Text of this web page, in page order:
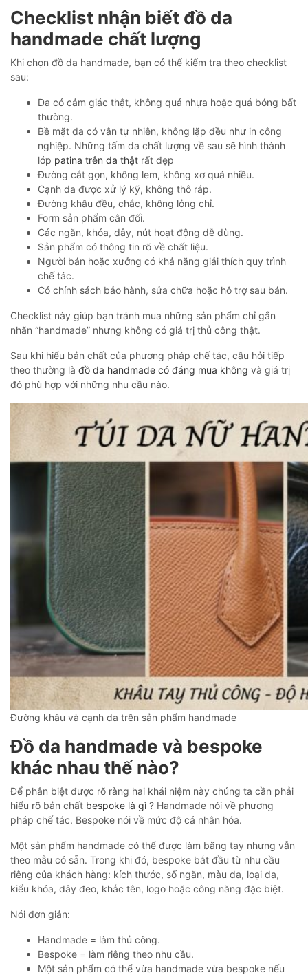
Checklist nhận biết đồ da
handmade chất lượng
Khi chọn đồ da handmade, bạn có thể kiểm tra theo checklist
sau:
Da có cảm giác thật, không quá nhựa hoặc quá bóng bất
thường.
Bề mặt da có vân tự nhiên, không lặp đều như in công
nghiệp. Những tấm da chất lượng về sau sẽ hình thành
lớp patina trên da thật rất đẹp
Đường cắt gọn, không lem, không xơ quá nhiều.
Cạnh da được xử lý kỹ, không thô ráp.
Đường khâu đều, chắc, không lỏng chỉ.
Form sản phẩm cân đối.
Các ngăn, khóa, dây, nút hoạt động dễ dùng.
Sản phẩm có thông tin rõ về chất liệu.
Người bán hoặc xưởng có khả năng giải thích quy trình
chế tác.
Có chính sách bảo hành, sửa chữa hoặc hỗ trợ sau bán.
Checklist này giúp bạn tránh mua những sản phẩm chỉ gắn
nhãn “handmade” nhưng không có giá trị thủ công thật.
Sau khi hiểu bản chất của phương pháp chế tác, câu hỏi tiếp
theo thường là đồ da handmade có đáng mua không và giá trị
đó phù hợp với những nhu cầu nào.
Đường khâu và cạnh da trên sản phẩm handmade
Đồ da handmade và bespoke
khác nhau thế nào?
Để phân biệt được rõ ràng hai khái niệm này chúng ta cần phải
hiểu rõ bản chất bespoke là gì ? Handmade nói về phương
pháp chế tác. Bespoke nói về mức độ cá nhân hóa.
Một sản phẩm handmade có thể được làm bằng tay nhưng vẫn
theo mẫu có sẵn. Trong khi đó, bespoke bắt đầu từ nhu cầu
riêng của khách hàng: kích thước, số ngăn, màu da, loại da,
kiểu khóa, dây đeo, khắc tên, logo hoặc công năng đặc biệt.
Nói đơn giản:
Handmade = làm thủ công.
Bespoke = làm riêng theo nhu cầu.
Một sản phẩm có thể vừa handmade vừa bespoke nếu